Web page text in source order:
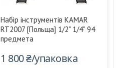
Набір інструментів KAMAR
RT2007 [Польща] 1/2" 1/4" 94
предмета
1 800 ₴/упаковка